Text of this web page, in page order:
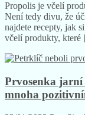
Propolis je včelí
Není tedy divu, že
najdete recepty, jak
včelí produkty, které
Prvosenka
mnoha